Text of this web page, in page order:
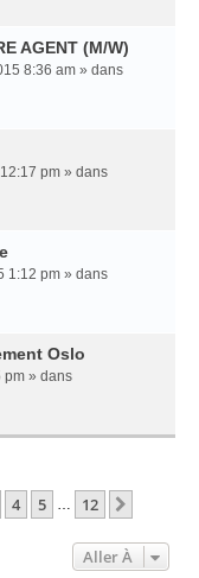
AGENT (M/W)
8:36 am » dans
pm » dans
1:12 pm » dans
Oslo
pm » dans
4 5 … 12
Aller À